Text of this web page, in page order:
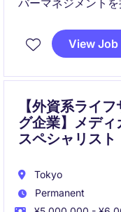
バーマネジメントを
グローバルチーム
ら、大規模な薬事
View Job
【外資系ライ
グ企業】メディ
スペシャリスト
Tokyo
Permanent